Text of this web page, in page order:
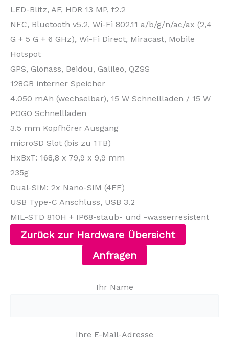
LED-Blitz, AF, HDR 13 MP, f2.2
NFC, Bluetooth v5.2, Wi-Fi 802.11 a/b/g/n/ac/ax (2,4
G + 5 G + 6 GHz), Wi-Fi Direct, Miracast, Mobile
Hotspot
GPS, Glonass, Beidou, Galileo, QZSS
128GB interner Speicher
4.050 mAh (wechselbar), 15 W Schnellladen / 15 W
POGO Schnellladen
3.5 mm Kopfhörer Ausgang
microSD Slot (bis zu 1TB)
HxBxT: 168,8 x 79,9 x 9,9 mm
235g
Dual-SIM: 2x Nano-SIM (4FF)
USB Type-C Anschluss, USB 3.2
MIL-STD 810H + IP68-staub- und -wasserresistent
Zurück zur Hardware Übersicht
Anfragen
Ihr Name
Ihre E-Mail-Adresse